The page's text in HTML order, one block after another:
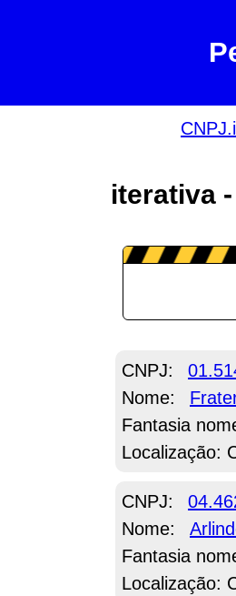
iterativa
CNPJ:
Nome:
Fantasia
Localização:
CNPJ:
Nome:
Fantasia
Localização: